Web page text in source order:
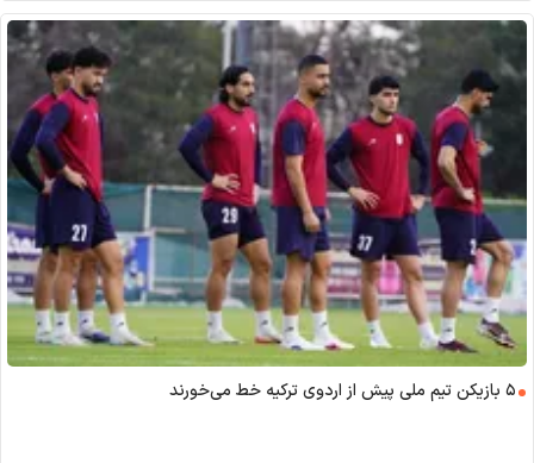
۵ بازیکن تیم ملی پیش از اردوی ترکیه خط می‌خورند